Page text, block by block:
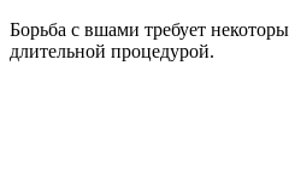
Борьба с вшами требует
длительной процедурой.